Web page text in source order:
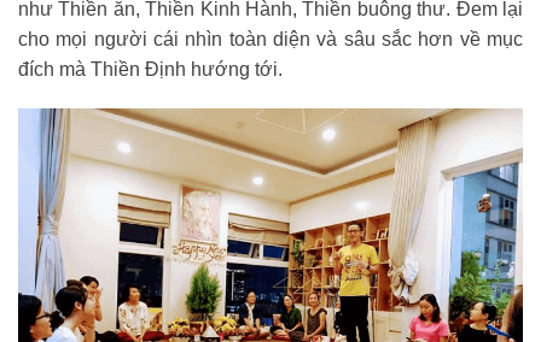
như Thiền ăn, Thiền Kinh Hành, Thiền buông thư. Đem lại
cho mọi người cái nhìn toàn diện và sâu sắc hơn về mục
đích mà Thiền Định hướng tới.